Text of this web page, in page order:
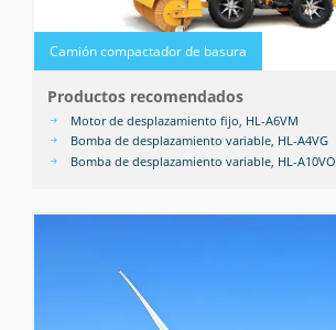
Camión compactador de basura
Productos recomendados
Motor de desplazamiento fijo, HL-A6VM
Bomba de desplazamiento variable, HL-A4VG
Bomba de desplazamiento variable, HL-A10VO